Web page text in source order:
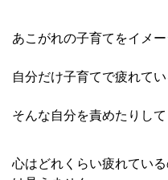
あこがれの子育てをイメー
自分だけ子育てで疲れてい
そんな自分を責めたりして
心はどれくらい疲れてい